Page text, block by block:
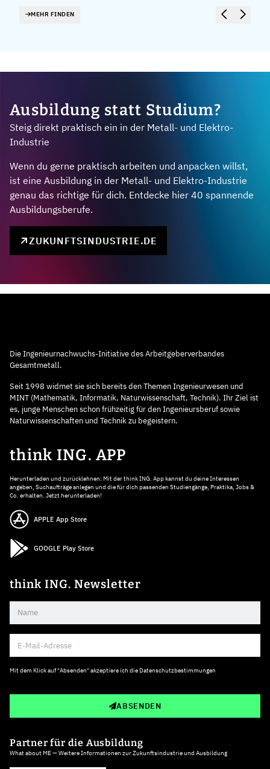
MEHR FINDEN
Ausbildung statt Studium?
Steig direkt praktisch ein in der Metall- und Elektro-
Industrie
Wenn du gerne praktisch arbeiten und anpacken willst,
ist eine Ausbildung in der Metall- und Elektro-Industrie
genau das richtige für dich. Entdecke hier 40 spannende
Ausbildungsberufe.
ZUKUNFTSINDUSTRIE.DE
Die Ingenieurnachwuchs-Initiative des Arbeitgeberverbandes
Gesamtmetall.
Seit 1998 widmet sie sich bereits den Themen Ingenieurwesen und
MINT (Mathematik, Informatik, Naturwissenschaft, Technik). Ihr Ziel ist
es, junge Menschen schon frühzeitig für den Ingenieursberuf sowie
Naturwissenschaften und Technik zu begeistern.
think ING. APP
Herunterladen und zurücklehnen: Mit der think ING. App kannst du deine Interessen
angeben, Suchaufträge anlegen und die für dich passenden Studiengänge, Praktika, Jobs &
Co. erhalten. Jetzt herunterladen!
APPLE App Store
GOOGLE Play Store
think ING. Newsletter
Mit dem Klick auf "Absenden" akzeptiere ich die Datenschutzbestimmungen
ABSENDEN
Partner für die Ausbildung
What about ME — Weitere Informationen zur Zukunftsindustrie und Ausbildung